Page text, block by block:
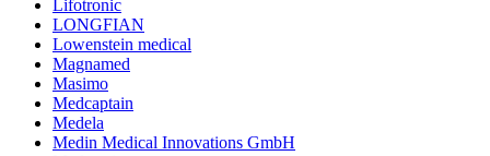
Lifotronic
LONGFIAN
Lowenstein medical
Magnamed
Masimo
Medcaptain
Medela
Medin Medical Innovations GmbH